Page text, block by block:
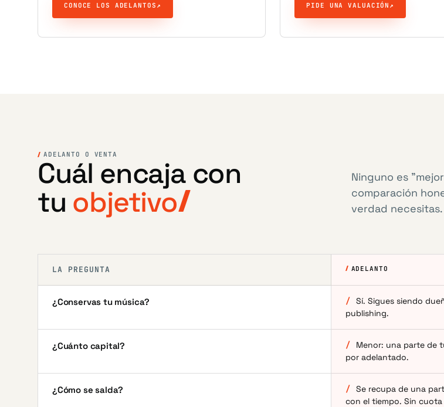
CONOCE LOS ADELANTOS ↗ PIDE UNA VALUACIÓN ↗
ADELANTO O VENTA
Cuál encaja con
tu objetivo
Ninguno es
comparación
verdad necesitas.
LA PREGUNTA ADELANTO
¿Conservas tu música? / Sí. Sigues siendo
publishing.
¿Cuánto capital? /
Menor: una parte de
por adelantado.
¿Cómo se salda? / Se recupa de una
con el tiempo. Sin